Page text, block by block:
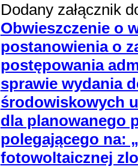
Dodany załącznik
Obwieszczenie o
postanowienia o
postępowania
sprawie wydania
środowiskowych
dla planowanego
polegającego na:
fotowoltaicznej